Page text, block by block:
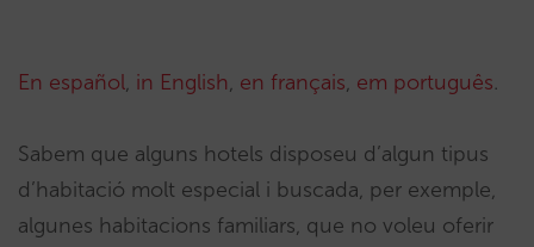
En español, in English, en français, em português.
Sabem que alguns hotels disposeu d’algun tipus
d’habitació molt especial i buscada, per exemple,
algunes habitacions familiars, que no voleu oferir